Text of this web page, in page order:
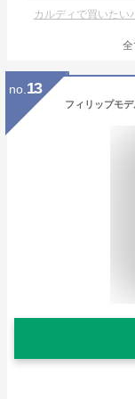
カルディで買いたい
全
no. 13